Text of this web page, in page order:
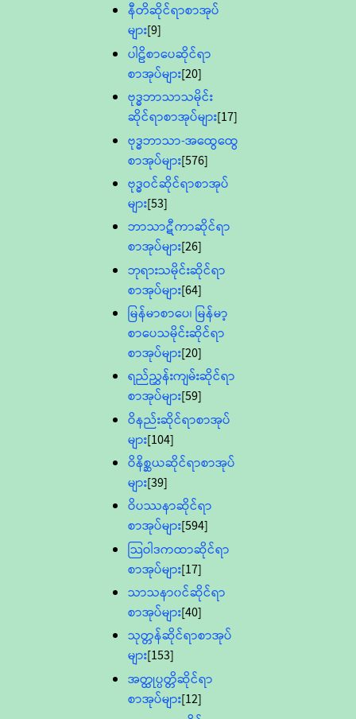
နီတိဆိုင်ရာစာအုပ်
များ[9]
ပါဠိစာပေဆိုင်ရာ
စာအုပ်များ[20]
ဗုဒ္ဓဘာသာသမိုင်း
ဆိုင်ရာစာအုပ်များ[17]
ဗုဒ္ဓဘာသာ-အထွေထွေ
စာအုပ်များ[576]
ဗုဒ္ဓဝင်ဆိုင်ရာစာအုပ်
များ[53]
ဘာသာဋီကာဆိုင်ရာ
စာအုပ်များ[26]
ဘုရားသမိုင်းဆိုင်ရာ
စာအုပ်များ[64]
မြန်မာစာပေ၊ မြန်မာ့
စာပေသမိုင်းဆိုင်ရာ
စာအုပ်များ[20]
ရည်ညွှန်းကျမ်းဆိုင်ရာ
စာအုပ်များ[59]
ဝိနည်းဆိုင်ရာစာအုပ်
များ[104]
ဝိနိစ္ဆယဆိုင်ရာစာအုပ်
များ[39]
ဝိပဿနာဆိုင်ရာ
စာအုပ်များ[594]
သြဝါဒကထာဆိုင်ရာ
စာအုပ်များ[17]
သာသနာ၀င်ဆိုင်ရာ
စာအုပ်များ[40]
သုတ္တန်ဆိုင်ရာစာအုပ်
များ[153]
အတ္ထုပ္ပတ္တိဆိုင်ရာ
စာအုပ်များ[12]